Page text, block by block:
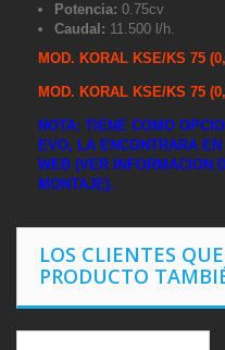
Potencia: 0.75cv
Caudal: 11.500 l/h.
MOD. KORAL KSE/KS 75
MOD. KORAL KSE/KS 75
NOTA: TIENE COMO
EVO, LA ENCONTRARA
WEB (VER INFORMACION
MONTAJE).
LOS CLIENTES
PRODUCTO